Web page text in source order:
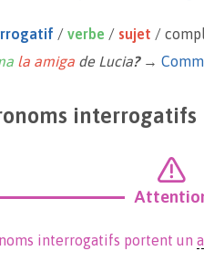
/ verbe / sujet /
la amiga de Lucia?→
interrogatifs
interrogatifs portent un